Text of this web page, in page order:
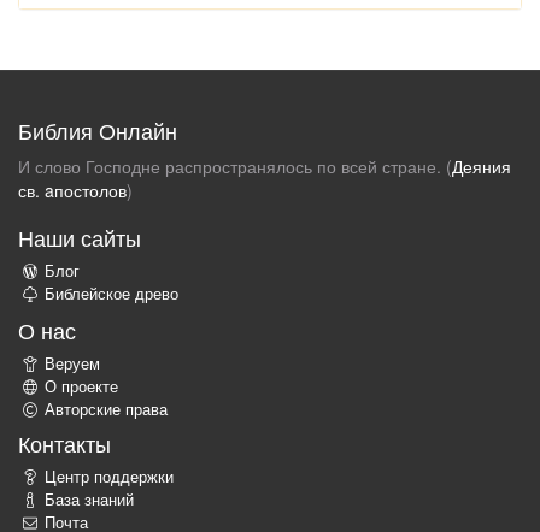
Библия Онлайн
И слово Господне распространялось по всей стране. (Деяния
св. aпостолов)
Наши сайты
Блог
Библейское древо
О нас
Веруем
О проекте
Авторские права
Контакты
Центр поддержки
База знаний
Почта